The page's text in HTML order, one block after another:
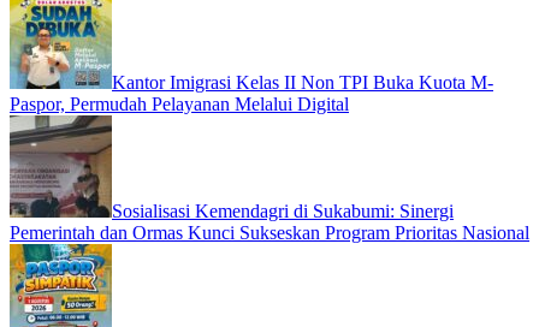
Kantor Imigrasi Kelas II Non TPI Buka Kuota M-
Paspor, Permudah Pelayanan Melalui Digital
Sosialisasi Kemendagri di Sukabumi: Sinergi
Pemerintah dan Ormas Kunci Sukseskan Program Prioritas Nasional